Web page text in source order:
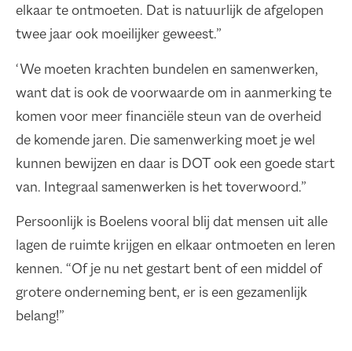
elkaar te ontmoeten. Dat is natuurlijk de afgelopen
twee jaar ook moeilijker geweest.”
‘We moeten krachten bundelen en samenwerken,
want dat is ook de voorwaarde om in aanmerking te
komen voor meer financiële steun van de overheid
de komende jaren. Die samenwerking moet je wel
kunnen bewijzen en daar is DOT ook een goede start
van. Integraal samenwerken is het toverwoord.”
Persoonlijk is Boelens vooral blij dat mensen uit alle
lagen de ruimte krijgen en elkaar ontmoeten en leren
kennen. “Of je nu net gestart bent of een middel of
grotere onderneming bent, er is een gezamenlijk
belang!”